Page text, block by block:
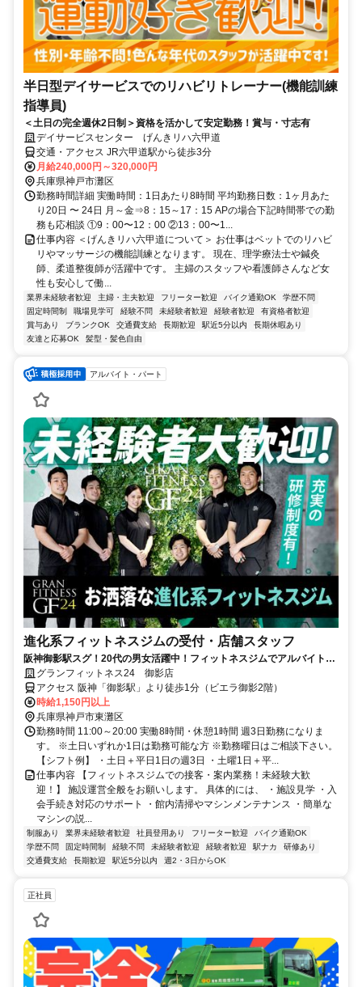
半日型デイサービスでのリハビリトレーナー(機能訓練
指導員)
＜土日の完全週休2日制＞資格を活かして安定勤務！賞与・寸志有
デイサービスセンター げんきリハ六甲道
交通・アクセス JR六甲道駅から徒歩3分
月給240,000円～320,000円
兵庫県神戸市灘区
勤務時間詳細 実働時間：1日あたり8時間 平均勤務日数：1ヶ月あた
り20日 〜 24日 月～金⇒8：15～17：15 APの場合下記時間帯での勤
務も応相談 ①9：00〜12：00 ②13：00〜1...
仕事内容 ＜げんきリハ六甲道について＞ お仕事はベットでのリハビ
リやマッサージの機能訓練となります。 現在、理学療法士や鍼灸
師、柔道整復師が活躍中です。 主婦のスタッフや看護師さんなど女
性も安心して働...
業界未経験者歓迎 主婦・主夫歓迎 フリーター歓迎 バイク通勤OK
学歴不問
固定時間制
職場見学可 経験不問 未経験者歓迎 経験者歓迎
有資格者歓迎
賞与あり
ブランクOK 交通費支給 長期歓迎 駅近5分以内
長期休暇あり
友達と応募OK
髪型・髪色自由
アルバイト・パート
進化系フィットネスジムの受付・店舗スタッフ
阪神御影駅スグ！20代の男女活躍中！フィットネスジムでアルバイト募
集！福利厚生で施設の利用が可能！
グランフィットネス24 御影店
アクセス 阪神「御影駅」より徒歩1分（ビエラ御影2階）
時給1,150円以上
兵庫県神戸市東灘区
勤務時間 11:00～20:00 実働8時間・休憩1時間 週3日勤務になりま
す。 ※土日いずれか1日は勤務可能な方 ※勤務曜日はご相談下さい。
【シフト例】 ・土日＋平日1日の週3日 ・土曜1日＋平...
仕事内容 【フィットネスジムでの接客・案内業務！未経験大歓
迎！】 施設運営全般をお願いします。 具体的には、 ・施設見学 ・入
会手続き対応のサポート ・館内清掃やマシンメンテナンス ・簡単な
マシンの説...
制服あり 業界未経験者歓迎 社員登用あり フリーター歓迎
バイク通勤OK
学歴不問
固定時間制 経験不問 未経験者歓迎 経験者歓迎 駅ナカ
研修あり
交通費支給
長期歓迎 駅近5分以内 週2・3日からOK
正社員